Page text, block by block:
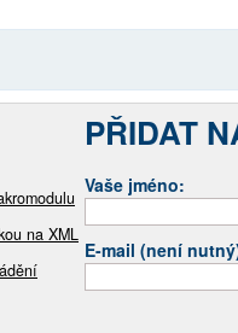
na XML
PŘIDAT
Vaše jméno:
E-mail (není